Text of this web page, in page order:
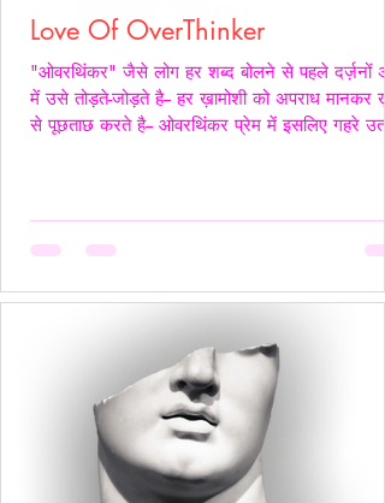
Love Of OverThinker
"ओवरथिंकर" जैसे लोग हर शब्द बोलने से पहले दर्ज़नों
में उसे तोड़ते-जोड़ते है-- हर ख़ामोशी को अपराध मानकर
से पूछताछ करते है-- ओवरथिंकर प्रेम में इसलिए गहरे
अपने प्रश्न सब चुपचाप स्थगित कर देते है-- ओवरथिंकर